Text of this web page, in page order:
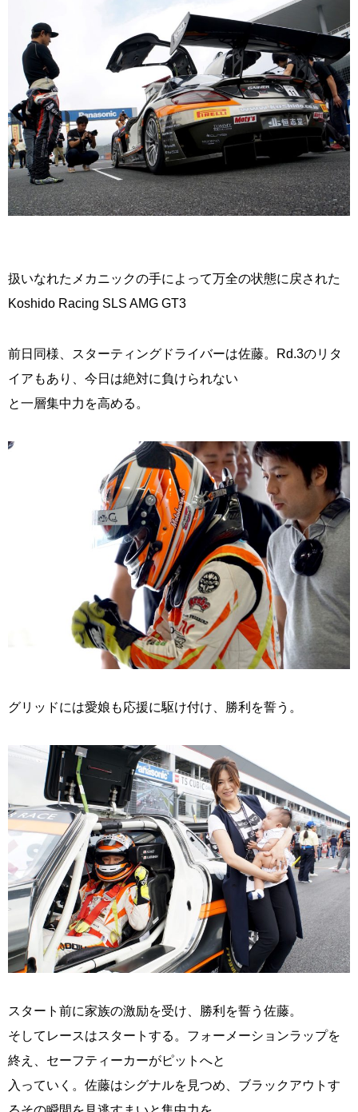
扱いなれたメカニックの手によって万全の状態に戻された
Koshido Racing SLS AMG GT3
前日同様、スターティングドライバーは佐藤。Rd.3のリタ
イアもあり、今日は絶対に負けられない
と一層集中力を高める。
グリッドには愛娘も応援に駆け付け、勝利を誓う。
スタート前に家族の激励を受け、勝利を誓う佐藤。
そしてレースはスタートする。フォーメーションラップを
終え、セーフティーカーがピットへと
入っていく。佐藤はシグナルを見つめ、ブラックアウトす